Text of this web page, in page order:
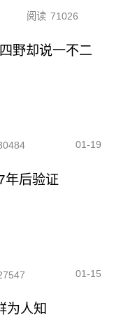
阅读 71026
野却说一不二
01-19
年后验证
01-15
为人知